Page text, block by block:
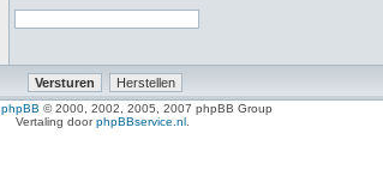
phpBB © 2000, 2002, 2005, 2007 phpBB Group
Vertaling doorphpBBservice.nl.